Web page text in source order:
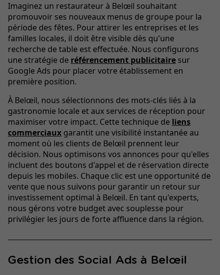
Imaginez un restaurateur à Belœil souhaitant
promouvoir ses nouveaux menus de groupe pour la
période des fêtes. Pour attirer les entreprises et les
familles locales, il doit être visible dès qu'une
recherche de table est effectuée. Nous configurons
une stratégie de référencement publicitaire sur
Google Ads pour placer votre établissement en
première position.
À Belœil, nous sélectionnons des mots-clés liés à la
gastronomie locale et aux services de réception pour
maximiser votre impact. Cette technique de liens
commerciaux garantit une visibilité instantanée au
moment où les clients de Belœil prennent leur
décision. Nous optimisons vos annonces pour qu'elles
incluent des boutons d'appel et de réservation directe
depuis les mobiles. Chaque clic est une opportunité de
vente que nous suivons pour garantir un retour sur
investissement optimal à Belœil. En tant qu'experts,
nous gérons votre budget avec souplesse pour
privilégier les jours de forte affluence dans la région.
Gestion des Social Ads à Belœil